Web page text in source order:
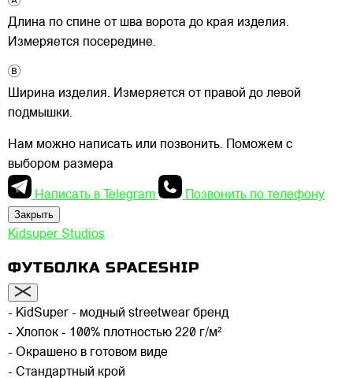
Длина по спине от шва ворота до края изделия.
Измеряется посередине.
Ширина изделия. Измеряется от правой до левой
подмышки.
Нам можно написать или позвонить. Поможем с
выбором размера
Написать в Telegram Позвонить по телефону
Закрыть
Kidsuper Studios
ФУТБОЛКА SPACESHIP
- KidSuper - модный streetwear бренд
- Хлопок - 100% плотностью 220 г/м²
- Окрашено в готовом виде
- Стандартный крой